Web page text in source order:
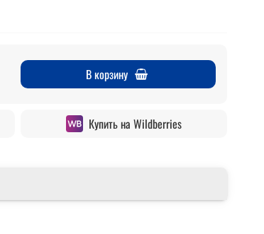
В корзину
Купить на Wildberries